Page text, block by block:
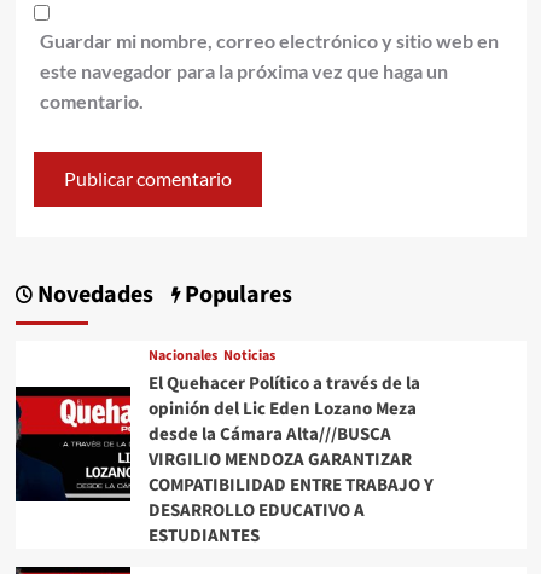
Guardar mi nombre, correo electrónico y sitio web en
este navegador para la próxima vez que haga un
comentario.
Novedades Populares
Nacionales Noticias
El Quehacer Político a través de la
opinión del Lic Eden Lozano Meza
desde la Cámara Alta///BUSCA
VIRGILIO MENDOZA GARANTIZAR
COMPATIBILIDAD ENTRE TRABAJO Y
DESARROLLO EDUCATIVO A
ESTUDIANTES